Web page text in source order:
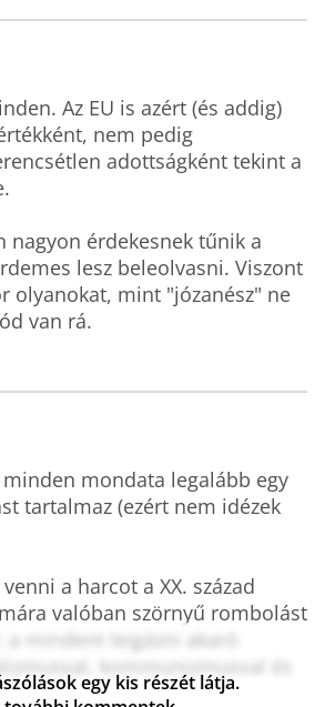
Az EU is azért (és addig)
nem pedig
adottságként tekint a
nagyon érdekesnek tűnik a
lesz beleolvasni. Viszont
olyanokat, mint "józanész" ne
van rá.
mondata legalább egy
tartalmaz (ezért nem idézek
a harcot a XX. század
valóban szörnyű rombolást
a mindent leigázni akaró
kommunizmussal és
egy kis részét látja.